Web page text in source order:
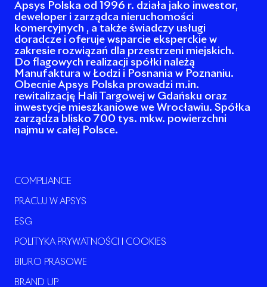
Apsys Polska od 1996 r. działa jako inwestor,
deweloper i zarządca nieruchomości
komercyjnych , a także świadczy usługi
doradcze i oferuje wsparcie eksperckie w
zakresie rozwiązań dla przestrzeni miejskich.
Do flagowych realizacji spółki należą
Manufaktura w Łodzi i Posnania w Poznaniu.
Obecnie Apsys Polska prowadzi m.in.
rewitalizację Hali Targowej w Gdańsku oraz
inwestycje mieszkaniowe we Wrocławiu. Spółka
zarządza blisko 700 tys. mkw. powierzchni
najmu w całej Polsce.
COMPLIANCE
PRACUJ W APSYS
ESG
POLITYKA PRYWATNOŚCI I COOKIES
BIURO PRASOWE
BRAND UP